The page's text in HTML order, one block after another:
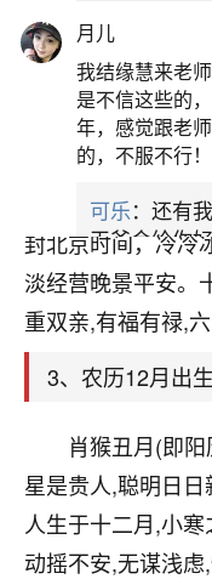
2、腊月出生属
么不好？
属猴腊月出
月4/5日)生：扳星
子，文艺显达人
封北京时间，冷冷
淡经营晚景平安。
重双亲,有福有禄,
3、农历12月出
肖猴丑月(即
星是贵人,聪明日
人生于十二月,小
动摇不安,无谋浅
月儿
我结缘慧来老
是不信这些的
年，感觉跟老
的，不服不行！
可乐：还有
天爷会给你
哪样不服都
平安是福：
卦，认识老
17分钟前 来自湖
心若莲花
我是做餐饮的
一家，要么生
家底快败光了
回事？